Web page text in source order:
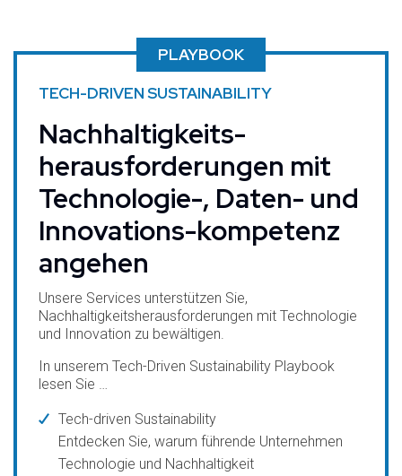
PLAYBOOK
TECH-DRIVEN SUSTAINABILITY
Nachhaltigkeits-
herausforderungen mit
Technologie-, Daten- und
Innovations-kompetenz
angehen
Unsere Services unterstützen Sie,
Nachhaltigkeitsherausforderungen mit Technologie
und Innovation zu bewältigen.
In unserem Tech-Driven Sustainability Playbook
lesen Sie …
Tech-driven Sustainability
Entdecken Sie, warum führende Unternehmen
Technologie und Nachhaltigkeit